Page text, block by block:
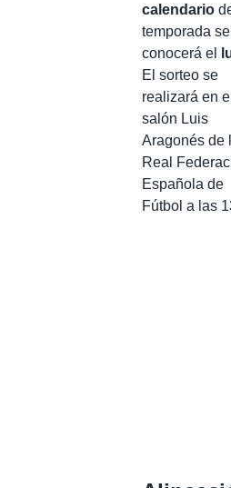
calendario
temporada se
conocerá el
El sorteo se
realizará en el
salón Luis
Aragonés de
Real
Española de
Fútbol a las